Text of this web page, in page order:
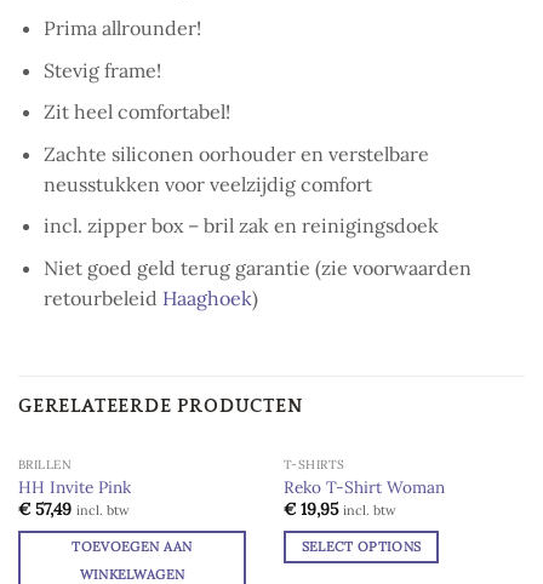
Prima allrounder!
Stevig frame!
Zit heel comfortabel!
Zachte siliconen oorhouder en verstelbare
neusstukken voor veelzijdig comfort
incl. zipper box – bril zak en reinigingsdoek
Niet goed geld terug garantie (zie voorwaarden
retourbeleid Haaghoek)
GERELATEERDE PRODUCTEN
BRILLEN
HH Invite Pink
€57,49 incl. btw
TOEVOEGEN AAN
WINKELWAGEN
T-SHIRTS
Reko T-Shirt Woman
€19,95 incl. btw
SELECT OPTIONS